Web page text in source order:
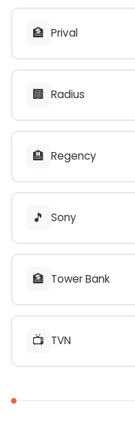
🏦 Prival
🏢 Radius
🏨 Regency
🎵 Sony
🏦 Tower Bank
📺 TVN